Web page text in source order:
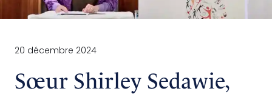
20 décembre 2024
Sœur Shirley Sedawie,